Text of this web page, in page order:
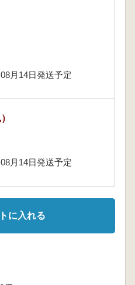
08月14日発送予定
08月14日発送予定
に入れる